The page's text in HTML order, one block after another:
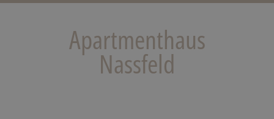
Apartmenthaus
Nassfeld